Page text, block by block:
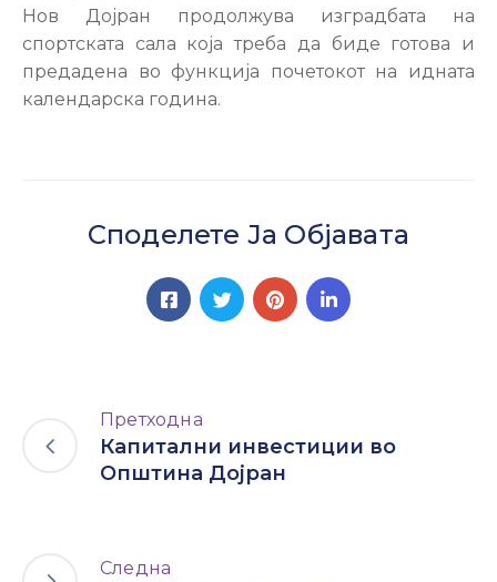
Нов Дојран продолжува изградбата на
спортската сала која треба да биде готова и
предадена во функција почетокот на идната
календарска година.
Споделете Ја Објавата
Претходна
Капитални инвестиции во
Општина Дојран
Следна